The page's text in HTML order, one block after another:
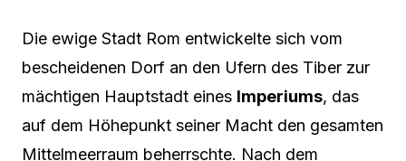
Die ewige Stadt Rom entwickelte sich vom
bescheidenen Dorf an den Ufern des Tiber zur
mächtigen Hauptstadt eines Imperiums, das
auf dem Höhepunkt seiner Macht den gesamten
Mittelmeerraum beherrschte. Nach dem